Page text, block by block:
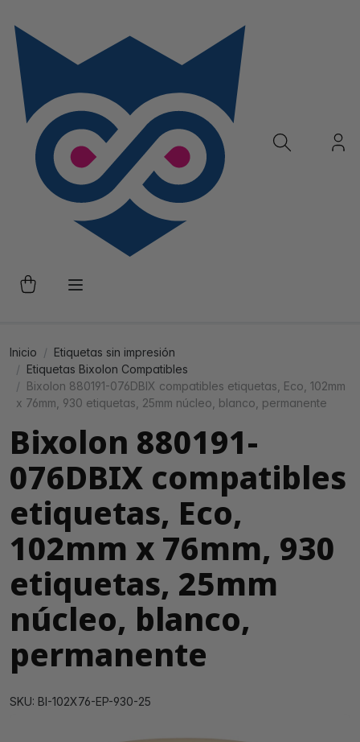
Inicio
Etiquetas sin impresión
Etiquetas Bixolon Compatibles
Bixolon 880191-076DBIX compatibles etiquetas, Eco, 102mm
x 76mm, 930 etiquetas, 25mm núcleo, blanco, permanente
Bixolon 880191-
076DBIX compatibles
etiquetas, Eco,
102mm x 76mm, 930
etiquetas, 25mm
núcleo, blanco,
permanente
SKU: BI-102X76-EP-930-25